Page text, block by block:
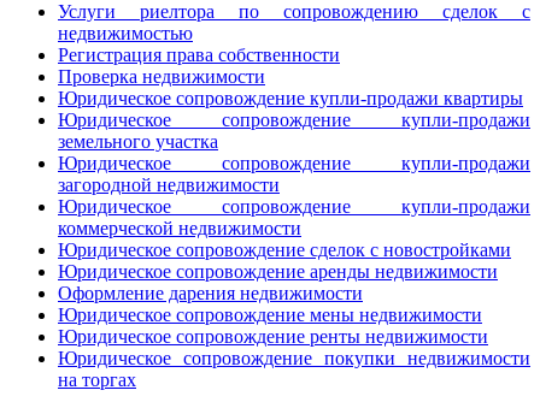
Услуги риелтора по сопровождению сделок с
недвижимостью
Регистрация права собственности
Проверка недвижимости
Юридическое сопровождение купли-продажи квартиры
Юридическое сопровождение купли-продажи
земельного участка
Юридическое сопровождение купли-продажи
загородной недвижимости
Юридическое сопровождение купли-продажи
коммерческой недвижимости
Юридическое сопровождение сделок с новостройками
Юридическое сопровождение аренды недвижимости
Оформление дарения недвижимости
Юридическое сопровождение мены недвижимости
Юридическое сопровождение ренты недвижимости
Юридическое сопровождение покупки недвижимости
на торгах